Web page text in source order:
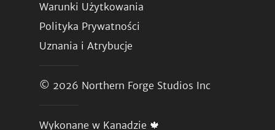
Warunki Użytkowania
Polityka Prywatności
Uznania i Atrybucje
© 2026 Northern Forge Studios Inc
Wykonane w Kanadzie 🍁